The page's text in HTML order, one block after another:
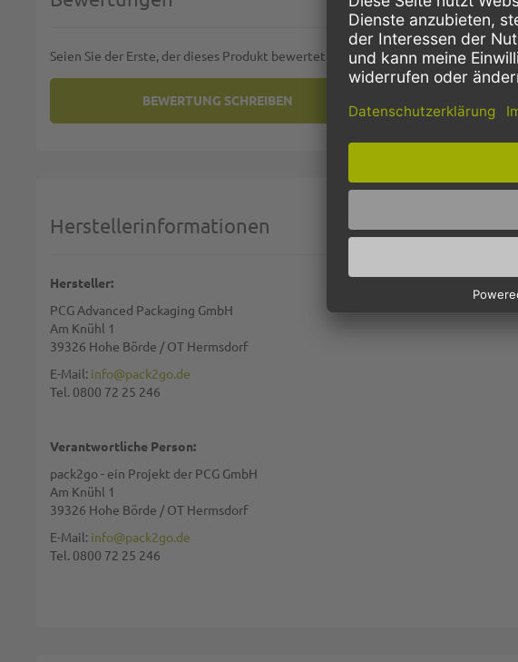
Seien Sie der Erste, der dieses Produkt bewertet
BEWERTUNG SCHREIBEN
Zusammenfassung:
Herstellerinformationen
Hersteller:
PCG Advanced Packaging GmbH
Am Knühl 1
39326 Hohe Börde / OT Hermsdorf
E-Mail: info@pack2go.de
Tel. 0800 72 25 246
Verantwortliche Person:
pack2go - ein Projekt der PCG GmbH
Am Knühl 1
39326 Hohe Börde / OT Hermsdorf
E-Mail: info@pack2go.de
Tel. 0800 72 25 246